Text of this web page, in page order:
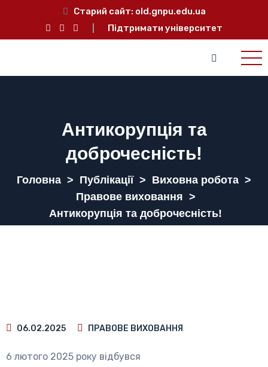
Старий сайт: old.gnpu.edu.ua
Підтримати університет
Антикорупція та
доброчесність!
Головна > Публікації > Виховна робота >
Правове виховання >
Антикорупція та доброчесність!
06.02.2025 ПРАВОВЕ ВИХОВАННЯ
6 лютого 2025 року відбувся